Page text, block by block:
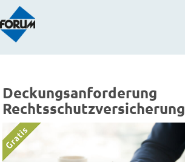
Deckungsanforderung
Rechtsschutzversicherung